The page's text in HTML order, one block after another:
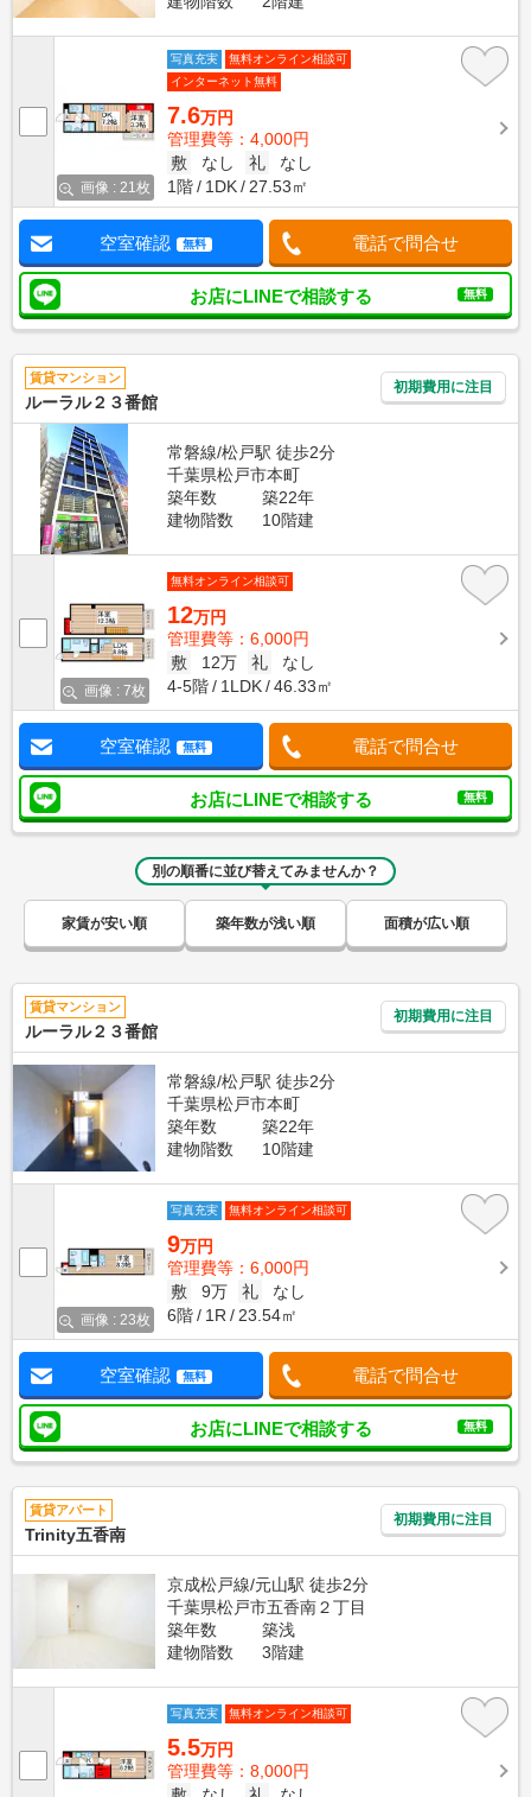
画像 : 21枚
写真充実
無料オンライン相談可
インターネット無料
7.6万円
管理費等：4,000円
敷
なし 礼
なし
1階
1DK 27.53㎡
空室確認 無料 電話で問合せ
お店にLINEで相談する 無料
賃貸マンション
ルーラル２３番館
初期費用に注目
常磐線/松戸駅 徒歩2分
千葉県松戸市本町
築年数
築22年
建物階数
10階建
画像 : 7枚
無料オンライン相談可
12万円
管理費等：6,000円
敷
12万 礼
なし
4-5階
1LDK 46.33㎡
空室確認 無料 電話で問合せ
お店にLINEで相談する 無料
別の順番に並び替えてみませんか？
家賃が安い順 築年数が浅い順 面積が広い順
賃貸マンション
ルーラル２３番館
初期費用に注目
常磐線/松戸駅 徒歩2分
千葉県松戸市本町
築年数
築22年
建物階数
10階建
画像 : 23枚
写真充実 無料オンライン相談可
9万円
管理費等：6,000円
敷
9万 礼
なし
6階
1R 23.54㎡
空室確認 無料 電話で問合せ
お店にLINEで相談する 無料
賃貸アパート
Trinity五香南
初期費用に注目
京成松戸線/元山駅 徒歩2分
千葉県松戸市五香南２丁目
築年数
築浅
建物階数
3階建
写真充実 無料オンライン相談可
5.5万円
管理費等：8,000円